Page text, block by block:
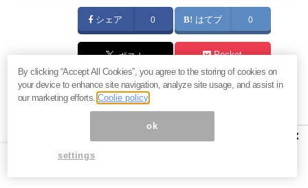
シェア 0 はてブ 0
ポスト Pocket
マネーボイス 必読の記事
急騰後に急落「パワーエックス」株は買いか？蓄電池銘柄の
過去最高益「サンリオ」は買いか？決算で見えた“強い事
業”と“脆い統治”の同居
村田製作所なぜ株価3.8倍急騰？AIデータセンター需要の期待
×
By clicking “Accept All Cookies”, you agree to the storing of cookies on
your device to enhance site navigation, analyze site usage, and assist in
our marketing efforts.Coolie policy
ok
settings